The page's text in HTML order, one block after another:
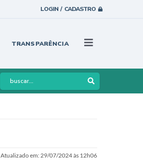
LOGIN / CADASTRO
TRANSPARÊNCIA
Atualizado em: 29/07/2024 às 12h06